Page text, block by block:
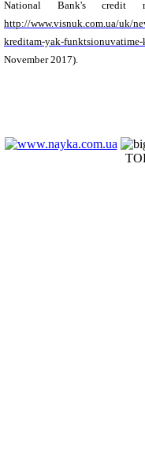
National Bank's credit
http://www.visnuk.com.ua/uk/
kreditam-yak-
November2017).